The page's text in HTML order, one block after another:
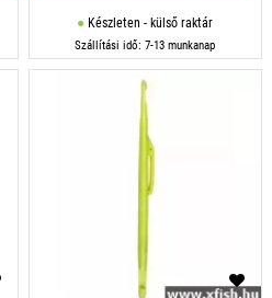
Készleten - külső raktár
Szállítási idő: 7-13 munkanap